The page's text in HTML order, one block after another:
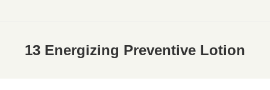
13 Energizing Preventive Lotion